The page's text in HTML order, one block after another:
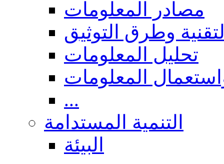
مصادر المعلومات
وطرق التوثيق
تحليل المعلومات
المعلومات
...
التنمية المستدامة
البيئة